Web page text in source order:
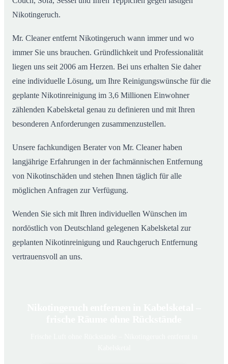
Nikotingeruch.
Mr. Cleaner entfernt Nikotingeruch wann immer und wo
immer Sie uns brauchen. Gründlichkeit und Professionalität
liegen uns seit 2006 am Herzen. Bei uns erhalten Sie daher
eine individuelle Lösung, um Ihre Reinigungswünsche für die
geplante Nikotinreinigung im 3,6 Millionen Einwohner
zählenden Kabelsketal genau zu definieren und mit Ihren
besonderen Anforderungen zusammenzustellen.
Unsere fachkundigen Berater von Mr. Cleaner haben
langjährige Erfahrungen in der fachmännischen Entfernung
von Nikotinschäden und stehen Ihnen täglich für alle
möglichen Anfragen zur Verfügung.
Wenden Sie sich mit Ihren individuellen Wünschen im
nordöstlich von Deutschland gelegenen Kabelsketal zur
geplanten Nikotinreinigung und Rauchgeruch Entfernung
vertrauensvoll an uns.